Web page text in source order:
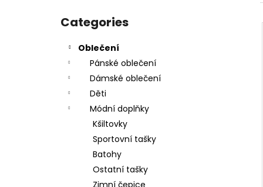
categories
Categories
Oblečení
Pánské oblečení
Dámské oblečení
Děti
Módní doplňky
Kšiltovky
Sportovní tašky
Batohy
Ostatní tašky
Zimní čepice
€10,30